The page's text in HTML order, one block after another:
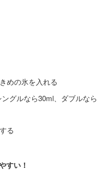
めの氷を入れる
グルなら30ml、ダブルなら
る
すい！